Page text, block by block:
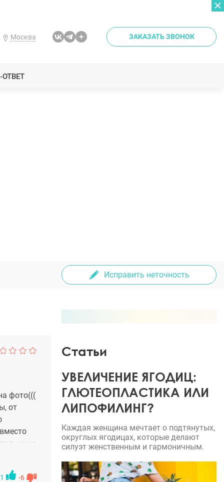
Москва ЗАКАЗАТЬ ЗВОНОК
Исправить неточность
фото(((
от
1 -6
Статьи
УВЕЛИЧЕНИЕ ЯГОДИЦ:
ГЛЮТЕОПЛАСТИКА ИЛИ
ЛИПОФИЛИНГ?
Каждая женщина мечтает о подтянутых,
округлых ягодицах, которые делают
силуэт женственным и гармоничным.